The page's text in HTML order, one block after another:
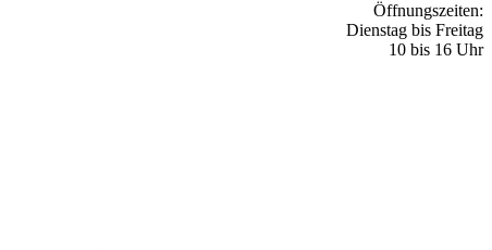
Öffnungszeiten:
Dienstag bis Freitag
10 bis 16 Uhr